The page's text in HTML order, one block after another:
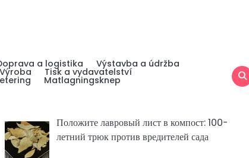
a logistika Výstavba a údržba
Výroba Tisk a vydavatelství
Matlagningsknep
Положите лавровый лист в компост: 100-
летний трюк против вредителей сада